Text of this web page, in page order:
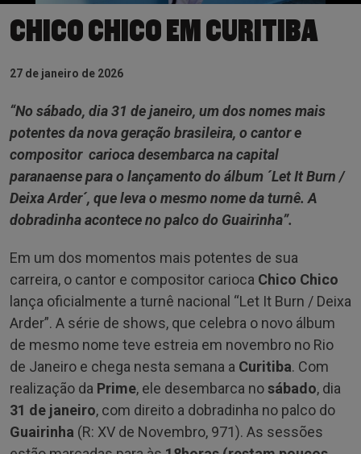
CHICO CHICO EM CURITIBA
27 de janeiro de 2026
“No sábado, dia 31 de janeiro, um dos nomes mais
potentes da nova geração brasileira, o cantor e
compositor carioca desembarca na capital
paranaense para o lançamento do álbum ´Let It Burn /
Deixa Arder´, que leva o mesmo nome da turnê. A
dobradinha acontece no palco do Guairinha”.
Em um dos momentos mais potentes de sua
carreira, o cantor e compositor carioca Chico Chico
lança oficialmente a turnê nacional “Let It Burn / Deixa
Arder”. A série de shows, que celebra o novo álbum
de mesmo nome teve estreia em novembro no Rio
de Janeiro e chega nesta semana a Curitiba. Com
realização da Prime, ele desembarca nosábado, dia
31 de janeiro, com direito a dobradinha no palco do
Guairinha (R: XV de Novembro, 971). As sessões